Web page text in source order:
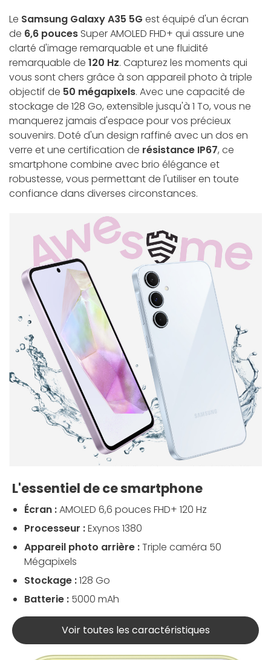
Le Samsung Galaxy A35 5G est équipé d'un écran
de 6,6 pouces Super AMOLED FHD+ qui assure une
clarté d'image remarquable et une fluidité
remarquable de 120 Hz. Capturez les moments qui
vous sont chers grâce à son appareil photo à triple
objectif de 50 mégapixels. Avec une capacité de
stockage de 128 Go, extensible jusqu'à 1 To, vous ne
manquerez jamais d'espace pour vos précieux
souvenirs. Doté d'un design raffiné avec un dos en
verre et une certification de résistance IP67, ce
smartphone combine avec brio élégance et
robustesse, vous permettant de l'utiliser en toute
confiance dans diverses circonstances.
L'essentiel de ce smartphone
Écran :AMOLED 6,6 pouces FHD+ 120 Hz
Processeur :Exynos 1380
Appareil photo arrière :Triple caméra 50
Mégapixels
Stockage :128 Go
Batterie : 5000 mAh
Voir toutes les caractéristiques